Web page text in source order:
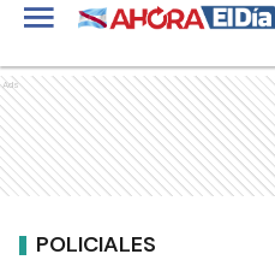
Ads
POLICIALES